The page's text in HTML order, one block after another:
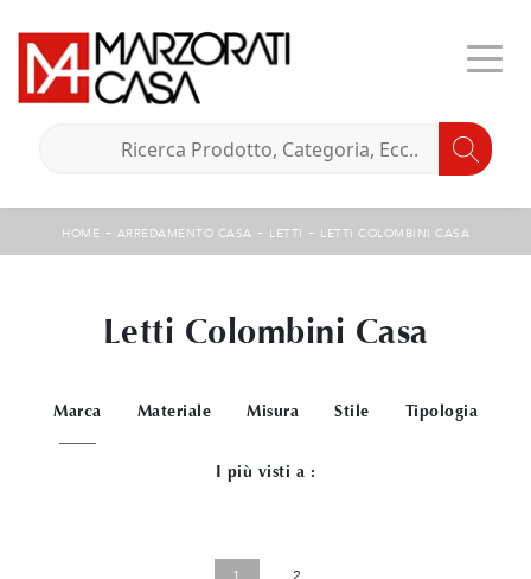
HOME - ARREDAMENTO CASA - LETTI - LETTI COLOMBINI CASA
Letti Colombini Casa
Marca Materiale Misura Stile Tipologia
I più visti a :